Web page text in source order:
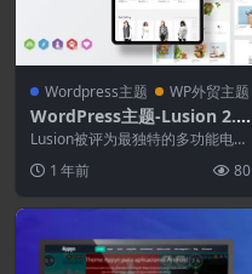
Wordpress主题 WP外贸主题
WordPress主题-Lusion 2.1.
9-多用途电子商务WordPres
s主题
Lusion被评为最独特的多功能电子
商务主题，适合在线购物，设计简
洁现代。 Lu...
1 年前 80